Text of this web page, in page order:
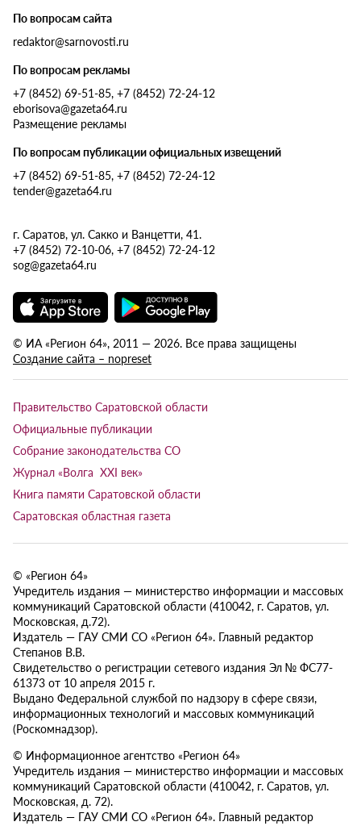
По вопросам сайта
redaktor@sarnovosti.ru
По вопросам рекламы
+7 (8452) 69-51-85, +7 (8452) 72-24-12
eborisova@gazeta64.ru
Размещение рекламы
По вопросам публикации официальных извещений
+7 (8452) 69-51-85, +7 (8452) 72-24-12
tender@gazeta64.ru
г. Саратов, ул. Сакко и Ванцетти, 41.
+7 (8452) 72-10-06, +7 (8452) 72-24-12
sog@gazeta64.ru
© ИА «Регион 64», 2011 — 2026. Все права защищены
Создание сайта – nopreset
Правительство Саратовской области
Официальные публикации
Собрание законодательства СО
Журнал «Волга XXI век»
Книга памяти Саратовской области
Саратовская областная газета
© «Регион 64»
Учредитель издания — министерство информации и массовых
коммуникаций Саратовской области (410042, г. Саратов, ул.
Московская, д.72).
Издатель — ГАУ СМИ СО «Регион 64». Главный редактор
Степанов В.В.
Свидетельство о регистрации сетевого издания Эл № ФС77-
61373 от 10 апреля 2015 г.
Выдано Федеральной службой по надзору в сфере связи,
информационных технологий и массовых коммуникаций
(Роскомнадзор).
© Информационное агентство «Регион 64»
Учредитель издания — министерство информации и массовых
коммуникаций Саратовской области (410042, г. Саратов, ул.
Московская, д. 72).
Издатель — ГАУ СМИ СО «Регион 64». Главный редактор